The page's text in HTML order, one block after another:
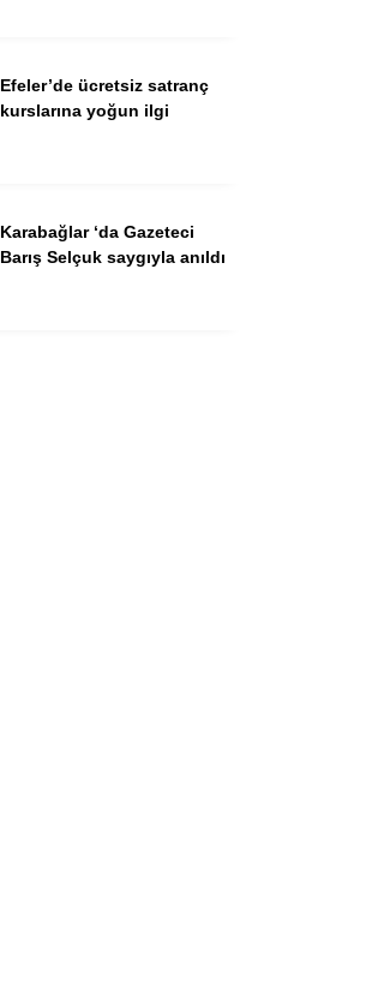
Efeler’de ücretsiz satranç
kurslarına yoğun ilgi
Karabağlar ‘da Gazeteci
Barış Selçuk saygıyla anıldı